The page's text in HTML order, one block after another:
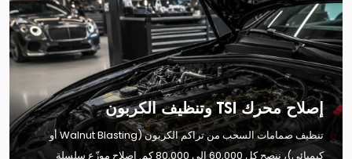
إصلاح محرك TSI وتنظيف الكربون
تنظيف صمامات السحب من تراكم الكربون (Walnut Blasting أو
كيميائي)، ننصح كل 60,000 إلى 80,000 كم. إصلاح موزّع سلسلة